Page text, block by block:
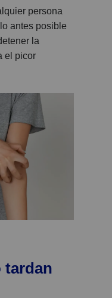
persona
antes posible
la
el picor
tardan